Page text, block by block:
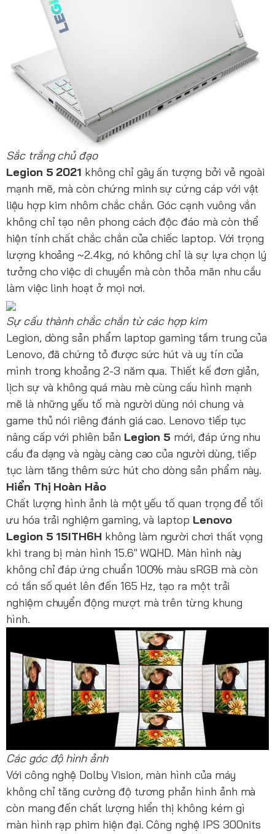
Sắc trắng chủ đạo
Legion 5 2021 không chỉ gây ấn tượng bởi vẻ ngoài
mạnh mẽ, mà còn chứng minh sự cứng cáp với vật
liệu hợp kim nhôm chắc chắn. Góc cạnh vuông vắn
không chỉ tạo nên phong cách độc đáo mà còn thể
hiện tính chất chắc chắn của chiếc laptop. Với trọng
lượng khoảng ~2.4kg, nó không chỉ là sự lựa chọn lý
tưởng cho việc di chuyển mà còn thỏa mãn nhu cầu
làm việc linh hoạt ở mọi nơi.
Sự cấu thành chắc chắn từ các hợp kim
Legion, dòng sản phẩm laptop gaming tầm trung của
Lenovo, đã chứng tỏ được sức hút và uy tín của
mình trong khoảng 2-3 năm qua. Thiết kế đơn giản,
lịch sự và không quá màu mè cùng cấu hình mạnh
mẽ là những yếu tố mà người dùng nói chung và
game thủ nói riêng đánh giá cao. Lenovo tiếp tục
nâng cấp với phiên bản Legion 5 mới, đáp ứng nhu
cầu đa dạng và ngày càng cao của người dùng, tiếp
tục làm tăng thêm sức hút cho dòng sản phẩm này.
Hiển Thị Hoàn Hảo
Chất lượng hình ảnh là một yếu tố quan trọng để tối
ưu hóa trải nghiệm gaming, và laptop Lenovo
Legion 5 15ITH6H không làm người chơi thất vọng
khi trang bị màn hình 15.6" WQHD. Màn hình này
không chỉ đáp ứng chuẩn 100% màu sRGB mà còn
có tần số quét lên đến 165 Hz, tạo ra một trải
nghiệm chuyển động mượt mà trên từng khung
hình.
Các góc độ hình ảnh
Với công nghệ Dolby Vision, màn hình của máy
không chỉ tăng cường độ tương phản hình ảnh mà
còn mang đến chất lượng hiển thị không kém gì
màn hình rạp phim hiện đại. Công nghệ IPS 300nits